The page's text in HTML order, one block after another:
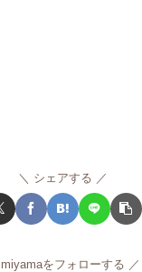
シェアする
miyamaをフォローする